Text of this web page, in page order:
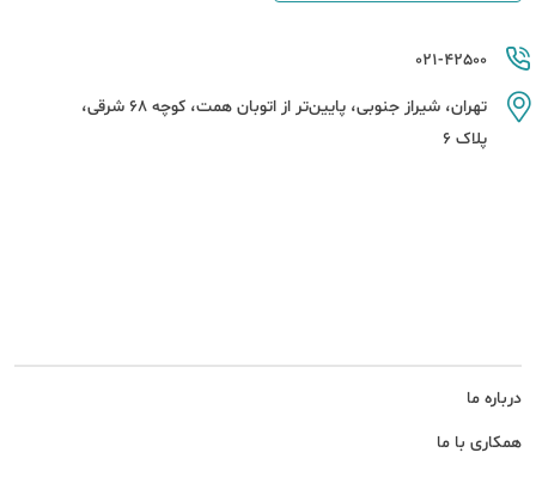
درباره ما
همکاری با ما
021-42500
تهران، شیراز جنوبی، پایین‌تر از اتوبان همت، کوچه 68 شرقی،
پلاک 6